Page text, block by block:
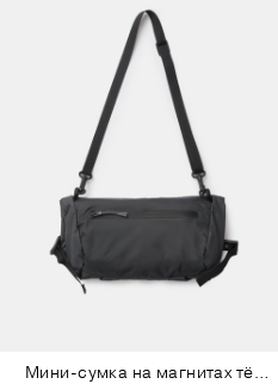
Мини-сумка на магнитах тёмно-серая